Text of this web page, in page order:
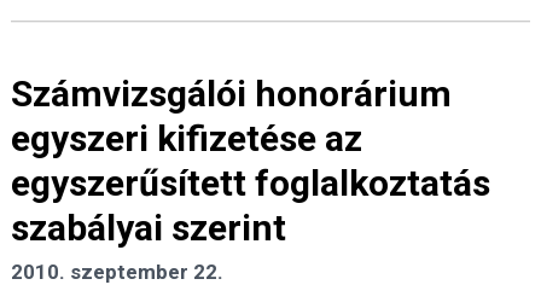
Számvizsgálói honorárium
egyszeri kifizetése az
egyszerűsített foglalkoztatás
szabályai szerint
2010. szeptember 22.